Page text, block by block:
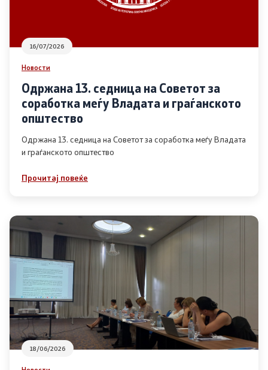
Извештаи
Список на ОЈИ
Контакт
Контакт
Линкови
Изјава за пристапност
Со еден клик до сите услуги
16/07/2026
Новости
Одржана 13. седница на Советот за
соработка меѓу Владата и граѓанското
општество
Одржана 13. седница на Советот за соработка меѓу Владата
и граѓанското општество
Прочитај повеќе
18/06/2026